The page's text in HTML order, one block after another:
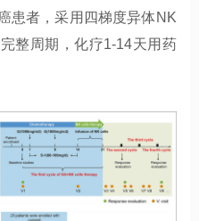
患者，采用四梯度异体NK
整周期，化疗1-14天用药